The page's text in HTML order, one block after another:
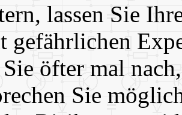
lassen Sie
gefährlichen
Sie öfter mal
Sie